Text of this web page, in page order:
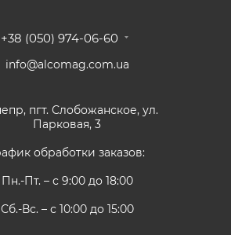
+38 (050) 974-06-60
info@alcomag.com.ua
пгт. Слобожанское, ул.
Парковая, 3
обработки заказов:
Пн.-Пт. – с 9:00 до 18:00
Сб.-Вс. – с 10:00 до 15:00